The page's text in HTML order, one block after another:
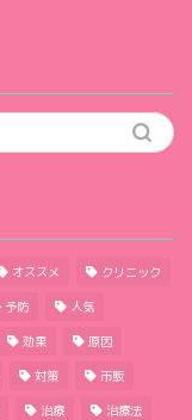
オススメ クリニック
予防 人気
効果 原因
対策 市販
治療 治療法